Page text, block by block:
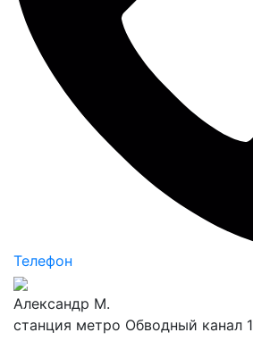
Телефон
Александр М.
станция метро Обводный канал 1